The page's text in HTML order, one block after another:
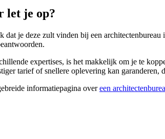
let je op?
je deze zult vinden bij een
expertises, is het makkelijk om je te
tarief of snellere oplevering kan garanderen,
informatiepagina overeen